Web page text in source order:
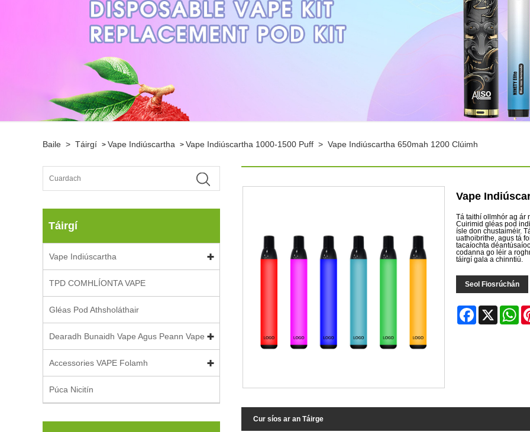
Baile > Táirgí > Vape Indiúscartha > Vape Indiúscartha 1000-1500 Puff > Vape Indiúscartha 650mah 1200 Clúimh
Táirgí
Vape Indiúscartha
TPD COMHLÍONTA VAPE
Gléas Pod Athsholáthair
Dearadh Bunaidh Vape Agus Peann Vape
Accessories VAPE Folamh
Púca Nicitín
Vape
Tá taithí ollmhór ag ár
Cuirimid gléas pod
ísle don chustaiméir.
uathoibrithe, agus tá
tacaíochta
codanna go léir a
táirgí gala a chinntiú.
Seol Fiosrúchán
Facebook
Cur síos ar an Táirge